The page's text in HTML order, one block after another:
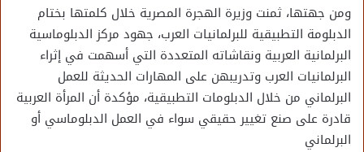
ومن جهتها، ثمنت وزيرة الهجرة المصرية خلال كلمتها بختام
الدبلومة التطبيقية للبرلمانيات العرب، جهود مركز الدبلوماسية
البرلمانية العربية ونقاشاته المتعددة التي أسهمت في إثراء
البرلمانيات العرب وتدريبهن على المهارات الحديثة للعمل
البرلماني من خلال الدبلومات التطبيقية، مؤكدة أن المرأة العربية
قادرة على صنع تغيير حقيقي سواء في العمل الدبلوماسي أو
البرلماني